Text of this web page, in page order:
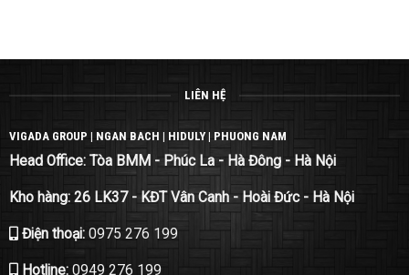
LIÊN HỆ
VIGADA GROUP | NGAN BACH | HIDULY | PHUONG NAM
Head Office: Tòa BMM - Phúc La - Hà Đông - Hà Nội
Kho hàng: 26 LK37 - KĐT Vân Canh - Hoài Đức - Hà Nội
Điện thoại: 0975 276 199
Hotline: 0949 276 199